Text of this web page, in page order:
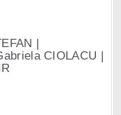
|
CIOLACU |